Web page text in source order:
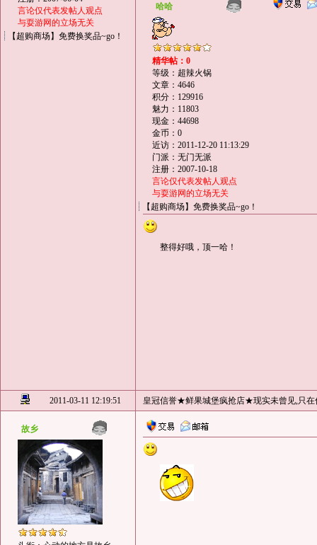
言论仅代表发帖人观点
与耍游网的立场无关
【超购商场】免费换奖品~go！
哈哈
精华帖：0
等级：超辣火锅
文章：4646
积分：129916
魅力：11803
现金：44698
金币：0
近访：2011-12-20 11:13:29
门派：无门无派
注册：2007-10-18
言论仅代表发帖人观点
与耍游网的立场无关
【超购商场】免费换奖品~go！
整得好哦，顶一哈！
2011-03-11 12:19:51 皇冠信誉★鲜果城堡疯抢店★现实未曾见,只在
故乡